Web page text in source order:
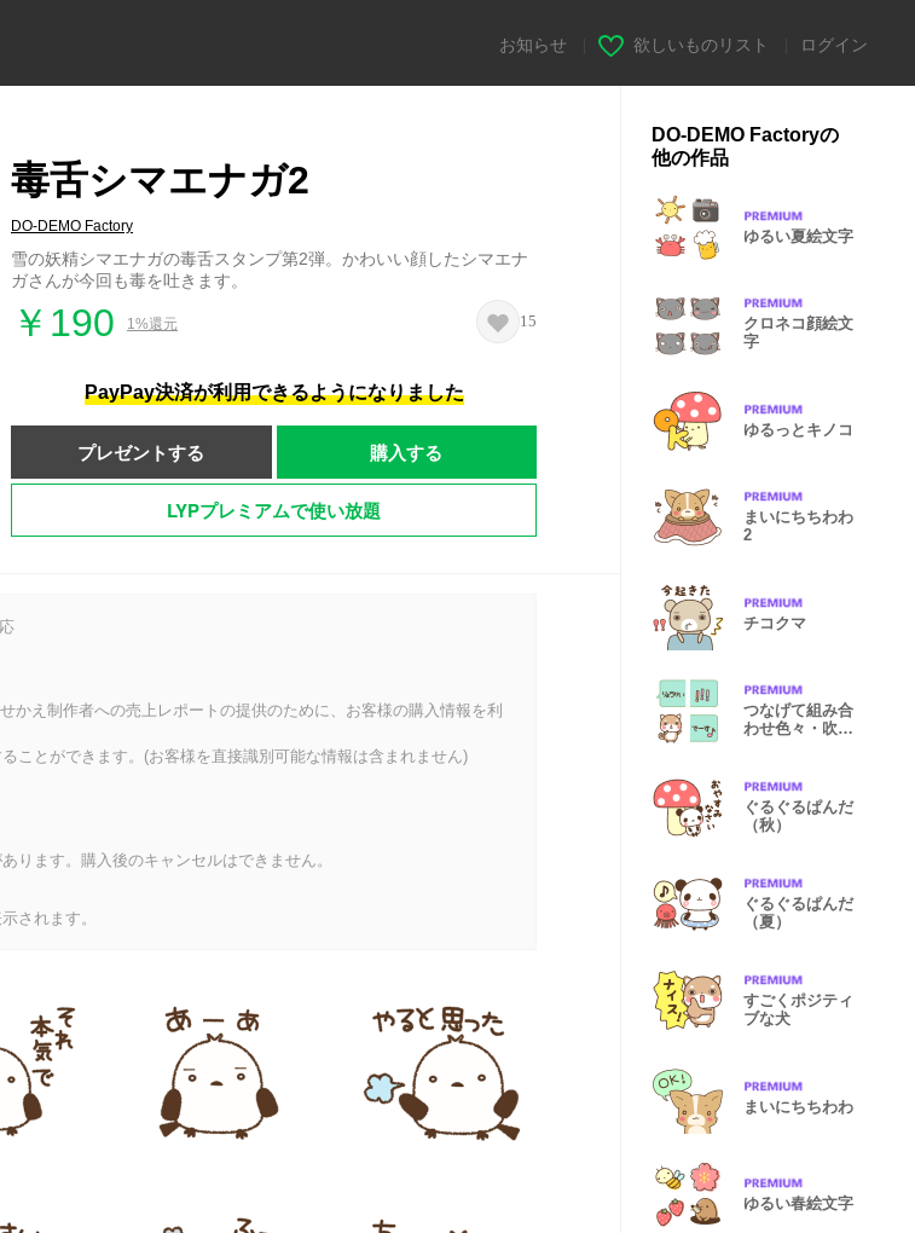
お知らせ 欲しいものリスト ログイン
毒舌シマエナガ2
DO-DEMO Factory
雪の妖精シマエナガの毒舌スタンプ第2弾。かわいい顔したシマエナ
ガさんが今回も毒を吐きます。
￥190 1%還元 15
PayPay決済が利用できるようになりました
プレゼントする 購入する
LYPプレミアムで使い放題
かえ制作者への売上レポートの提供のために、お客様の購入情報を利
ことができます。(お客様を直接識別可能な情報は含まれません)
ります。購入後のキャンセルはできません。
されます。
DO-DEMO Factoryの
他の作品
ゆるい夏絵文字
クロネコ顔絵文
字
ゆるっとキノコ
まいにちちわわ
2
チコクマ
つなげて組み合
わせ色々・吹き
ぐるぐるぱんだ
（秋）
ぐるぐるぱんだ
（夏）
すごくポジティ
ブな犬
まいにちちわわ
ゆるい春絵文字